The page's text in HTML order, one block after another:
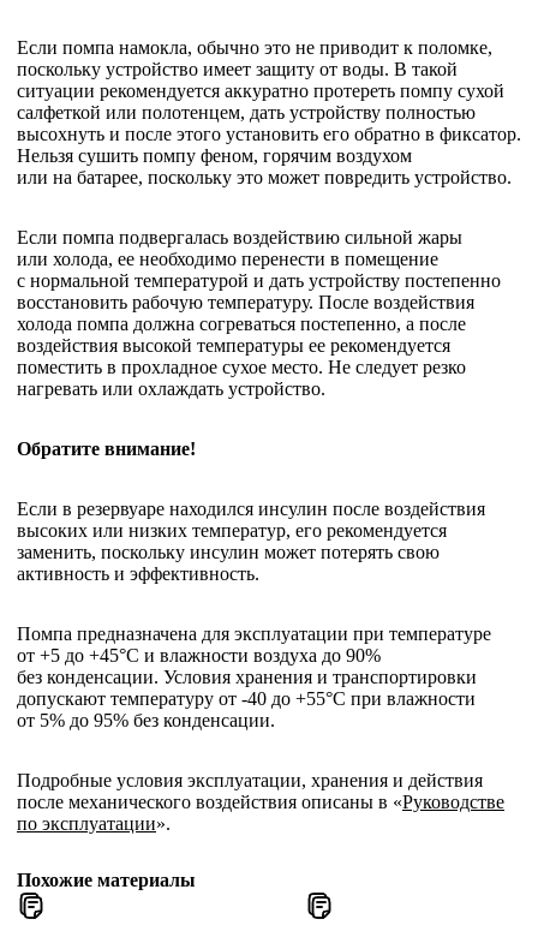
Если помпа намокла, обычно это не приводит к поломке,
поскольку устройство имеет защиту от воды. В такой
ситуации рекомендуется аккуратно протереть помпу сухой
салфеткой или полотенцем, дать устройству полностью
высохнуть и после этого установить его обратно в фиксатор.
Нельзя сушить помпу феном, горячим воздухом
или на батарее, поскольку это может повредить устройство.
Если помпа подвергалась воздействию сильной жары
или холода, ее необходимо перенести в помещение
с нормальной температурой и дать устройству постепенно
восстановить рабочую температуру. После воздействия
холода помпа должна согреваться постепенно, а после
воздействия высокой температуры ее рекомендуется
поместить в прохладное сухое место. Не следует резко
нагревать или охлаждать устройство.
Обратите внимание!
Если в резервуаре находился инсулин после воздействия
высоких или низких температур, его рекомендуется
заменить, поскольку инсулин может потерять свою
активность и эффективность.
Помпа предназначена для эксплуатации при температуре
от +5 до +45°C и влажности воздуха до 90%
без конденсации. Условия хранения и транспортировки
допускают температуру от -40 до +55°C при влажности
от 5% до 95% без конденсации.
Подробные условия эксплуатации, хранения и действия
после механического воздействия описаны в «Руководстве
по эксплуатации».
Похожие материалы